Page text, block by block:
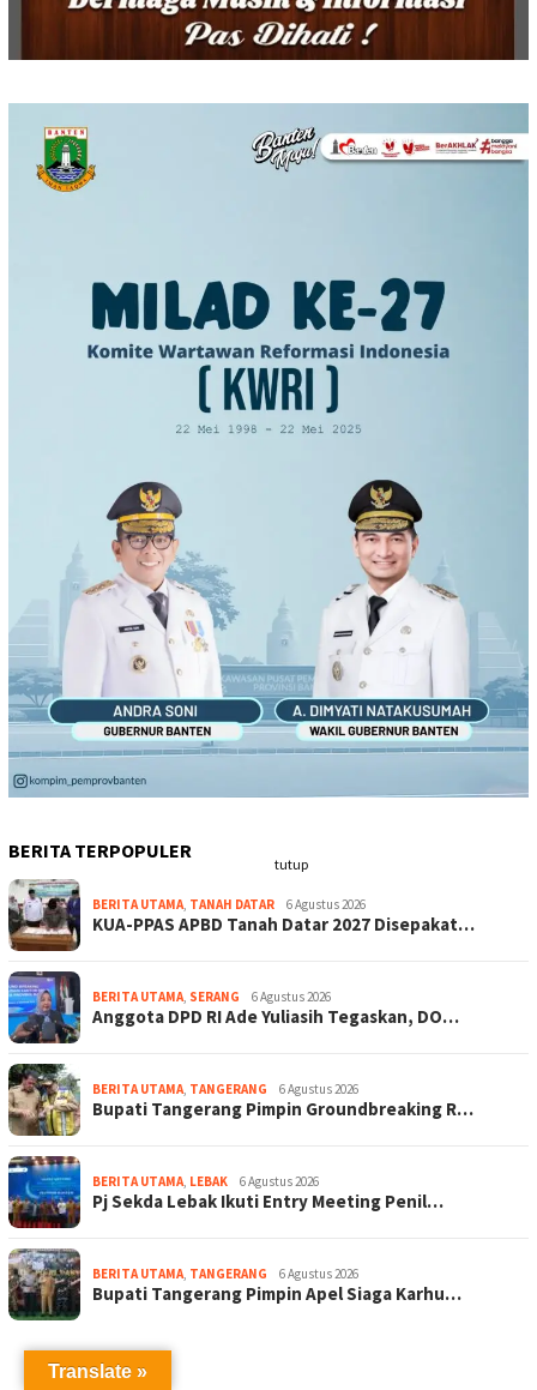
BERITA TERPOPULER
BERITA UTAMA, TANAH DATAR 6 Agustus 2026
KUA-PPAS APBD Tanah Datar 2027 Disepakat…
BERITA UTAMA, SERANG 6 Agustus 2026
Anggota DPD RI Ade Yuliasih Tegaskan, DO…
BERITA UTAMA, TANGERANG 6 Agustus 2026
Bupati Tangerang Pimpin Groundbreaking R…
BERITA UTAMA, LEBAK 6 Agustus 2026
Pj Sekda Lebak Ikuti Entry Meeting Penil…
BERITA UTAMA, TANGERANG 6 Agustus 2026
Bupati Tangerang Pimpin Apel Siaga Karhu…
tutup
Translate »